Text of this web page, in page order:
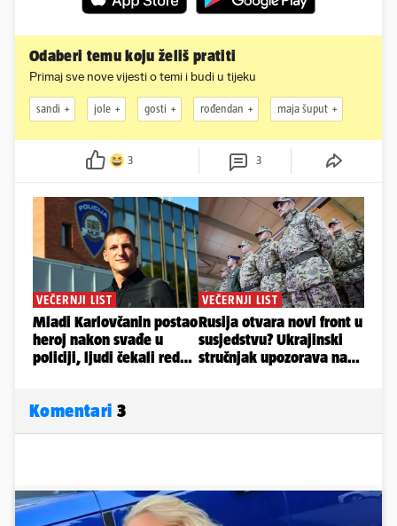
Odaberi temu koju želiš pratiti
Primaj sve nove vijesti o temi i budi u tijeku
sandi jole gosti rođendan maja šuput
3 3
Komentari 3